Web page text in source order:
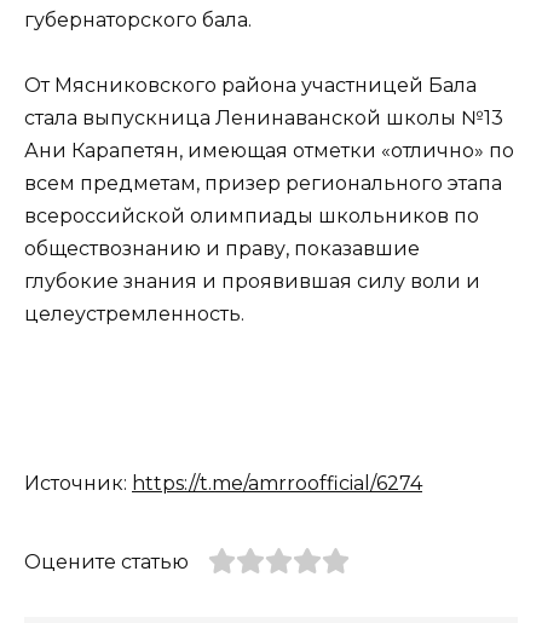
губернаторского бала.
От Мясниковского района участницей Бала
стала выпускница Ленинаванской школы №13
Ани Карапетян, имеющая отметки «отлично» по
всем предметам, призер регионального этапа
всероссийской олимпиады школьников по
обществознанию и праву, показавшие
глубокие знания и проявившая силу воли и
целеустремленность.
Источник: https://t.me/amrroofficial/6274
Оцените статью